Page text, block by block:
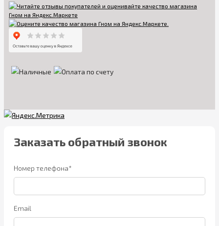
Заказать обратный звонок
Номер телефона*
Email